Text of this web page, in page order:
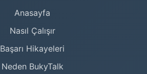
Anasayfa
Nasıl Çalışır
Başarı Hikayeleri
Neden BukyTalk